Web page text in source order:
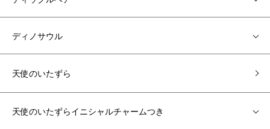
ディノサウル
天使のいたずら
天使のいたずらイニシャルチャームつき